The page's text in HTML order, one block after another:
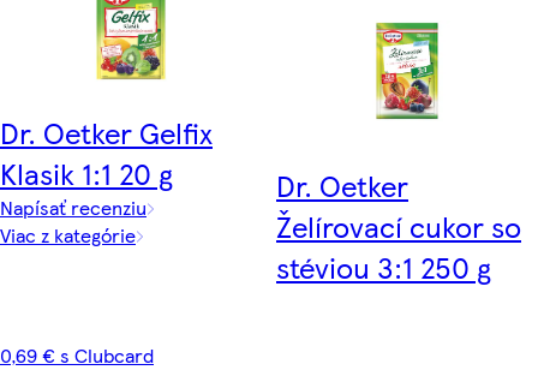
Dr. Oetker Gelfix
Klasik 1:1 20 g
Napísať recenziu
Viac z kategórie
0,69 € s Clubcard
Dr. Oetker
Želírovací cukor so
stéviou 3:1 250 g